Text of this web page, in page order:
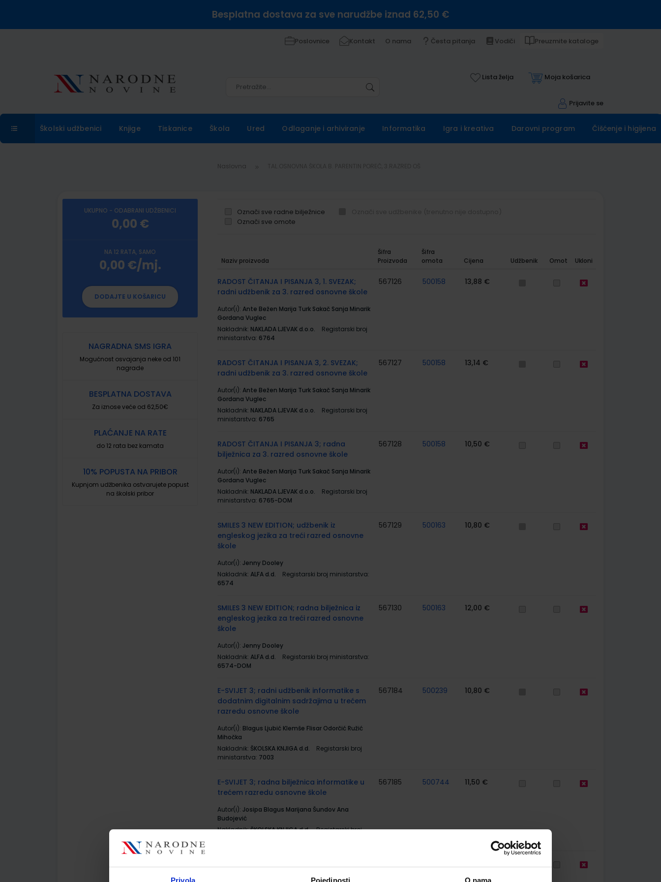
Besplatna dostava za sve narudžbe iznad 62,50 €
Poslovnice Kontakt O nama Česta pitanja Vodiči Preuzmite kataloge
Lista želja Moja košarica
Prijavite se
Školski udžbenici Knjige Tiskanice Škola Ured Odlaganje i arhiviranje Informatika Igra i kreativa Darovni program Čišćenje i higijena
Naslovna
UKUPNO - ODABRANI UDŽBENICI
0,00 €
NA 12 RATA, SAMO
0,00 €/mj.
DODAJTE U KOŠARICU
NAGRADNA SMS IGRA
Mogućnost osvajanja neke od 101
nagrade
BESPLATNA DOSTAVA
Za iznose veće od 62,50€
PLAĆANJE NA RATE
do 12 rata bez kamata
10% POPUSTA NA PRIBOR
Kupnjom udžbenika ostvarujete popust
na školski pribor
Označi sve radne bilježnice
Označi sve omote
proizvodi
Naziv proizvoda
Šifra
Proizvoda
Šifra
omota
Cijena Udžbenik Omot Ukloni
RADOST ČITANJA I PISANJA 3, 1. SVEZAK;
radni udžbenik za 3. razred osnovne škole
Autor(i): Ante Bežen Marija Turk Sakač Sanja Minarik
Gordana Vuglec
Nakladnik: NAKLADA LJEVAK d.o.o.
Registarski broj
ministarstva: 6764
567126 500158 13,88 €
RADOST ČITANJA I PISANJA 3, 2. SVEZAK;
radni udžbenik za 3. razred osnovne škole
Autor(i): Ante Bežen Marija Turk Sakač Sanja Minarik
Gordana Vuglec
Nakladnik: NAKLADA LJEVAK d.o.o.
Registarski broj
ministarstva: 6765
567127 500158 13,14 €
RADOST ČITANJA I PISANJA 3; radna
bilježnica za 3. razred osnovne škole
Autor(i): Ante Bežen Marija Turk Sakač Sanja Minarik
Gordana Vuglec
Nakladnik: NAKLADA LJEVAK d.o.o.
Registarski broj
ministarstva: 6765-DOM
567128 500158 10,50 €
SMILES 3 NEW EDITION; udžbenik iz
engleskog jezika za treći razred osnovne
škole
Autor(i): Jenny Dooley
Nakladnik: ALFA d.d.
Registarski broj ministarstva:
6574
567129 500163 10,80 €
SMILES 3 NEW EDITION; radna bilježnica iz
engleskog jezika za treći razred osnovne
škole
Autor(i): Jenny Dooley
Nakladnik: ALFA d.d.
Registarski broj ministarstva:
6574-DOM
567130 500163 12,00 €
E-SVIJET 3; radni udžbenik informatike s
dodatnim digitalnim sadržajima u trećem
razredu osnovne škole
Autor(i): Blagus Ljubić Klemše Flisar Odorčić Ružić
Mihočka
Nakladnik: ŠKOLSKA KNJIGA d.d.
Registarski broj
ministarstva: 7003
567184 500239 10,80 €
E-SVIJET 3; radna bilježnica informatike u
trećem razredu osnovne škole
Autor(i): Josipa Blagus Marijana Šundov Ana
Budojević
Nakladnik:ŠKOLSKA KNJIGA d.d.
Registarski broj
567185 500744 11,50 €